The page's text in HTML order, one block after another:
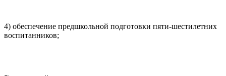
4) обеспечение предшкольной подготовки пяти-шестилетних
воспитанников;